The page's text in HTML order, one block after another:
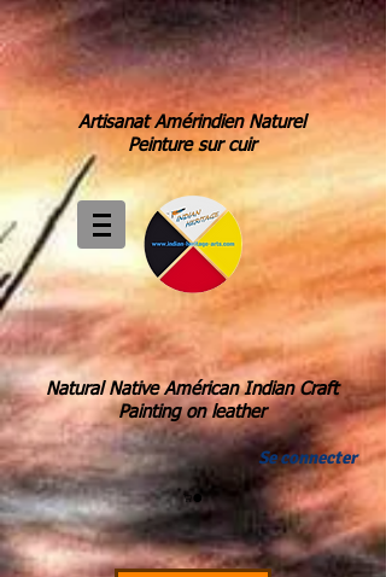
Artisanat Amérindien Naturel
Peinture sur cuir
Natural Native Américan Indian Craft
Painting on leather
Se connecter